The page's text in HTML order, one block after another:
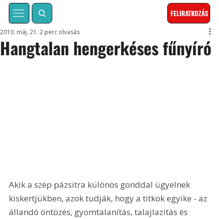
FELIRATKOZÁS
Hangtalan hengerkéses fűnyíró
2010. máj. 21. 2 perc olvasás
Akik a szép pázsitra különös gonddal ügyelnek
kiskertjükben, azok tudják, hogy a titkok egyike - az
állandó öntözés, gyomtalanítás, talajlazítás és